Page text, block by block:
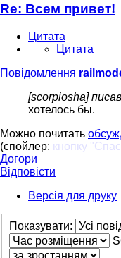
Re: Всем привет!
Цитата
Цитата
Повідомлення
[scorpiosha]
хотелось бы.
Можно почитать
(спойлер: кнопку
Догори
Відповісти
Версія для друку
Показувати: